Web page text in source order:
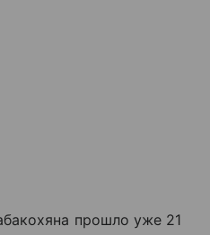
прошло уже 21